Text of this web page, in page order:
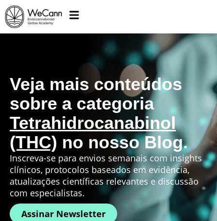
Veja mais conteúdos
sobre a categoria
Tetrahidrocanabinol
(THC) no nosso Blog.
Inscreva-se para envios semanais com insights
clínicos, protocolos baseados em evidência,
atualizações científicas relevantes e discussão
com especialistas.
Assinar Newsletter